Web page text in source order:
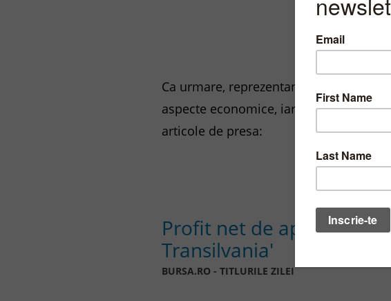
Ca urmare, reprezentantii societatii
aspecte economice, iar materialele
articole de presa:
Profit net de aproape
Transilvania'
BURSA.RO - TITLURILE ZILEI